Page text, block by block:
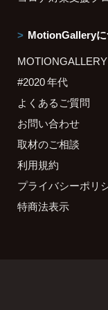
MotionGallery
#2020 年代
よくあるご質問
お問い合わせ
取材のご相談
利用規約
プライバシーポリ
特商法表示